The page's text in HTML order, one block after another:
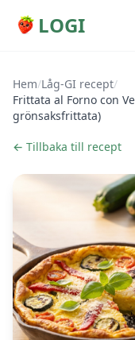
LOGI
Hem/Låg-GI recept/
Frittata al Forno con
grönsaksfrittata)
← Tillbaka till recept